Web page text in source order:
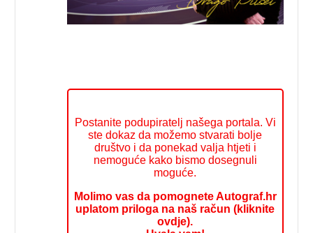
Postanite podupiratelj našega portala. Vi
ste dokaz da možemo stvarati bolje
društvo i da ponekad valja htjeti i
nemoguće kako bismo dosegnuli
moguće.
Molimo vas da pomognete Autograf.hr
uplatom priloga na naš račun (kliknite
ovdje).